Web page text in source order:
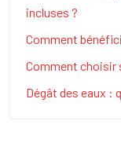
incluses ?
Comment
Comment choisir
Dégât des eaux :